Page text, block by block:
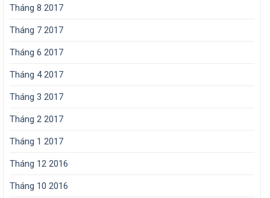
Tháng 8 2017
Tháng 7 2017
Tháng 6 2017
Tháng 4 2017
Tháng 3 2017
Tháng 2 2017
Tháng 1 2017
Tháng 12 2016
Tháng 10 2016